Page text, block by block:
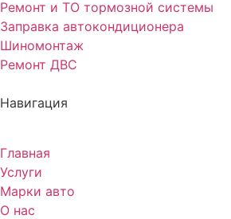
Ремонт и ТО тормозной системы
Заправка автокондиционера
Шиномонтаж
Ремонт ДВС
Навигация
Главная
Услуги
Марки авто
О нас